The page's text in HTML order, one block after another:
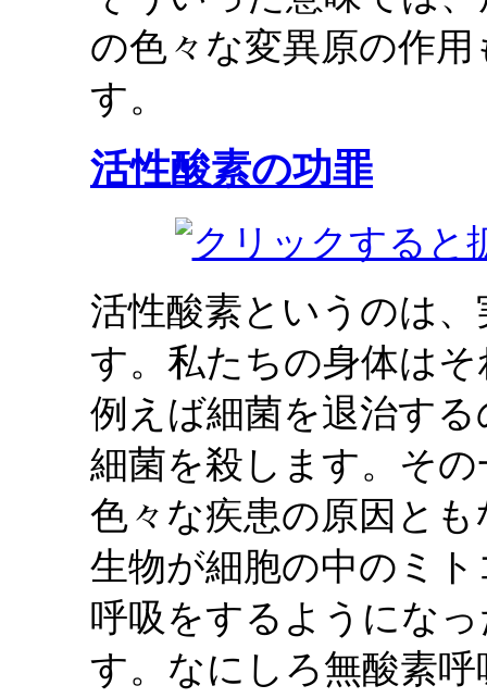
の色々な変異原の作
す。
活性酸素の功罪
活性酸素というのは
す。私たちの身体は
例えば細菌を退治す
細菌を殺します。そ
色々な疾患の原因と
生物が細胞の中のミ
呼吸をするようにな
す。なにしろ無酸素